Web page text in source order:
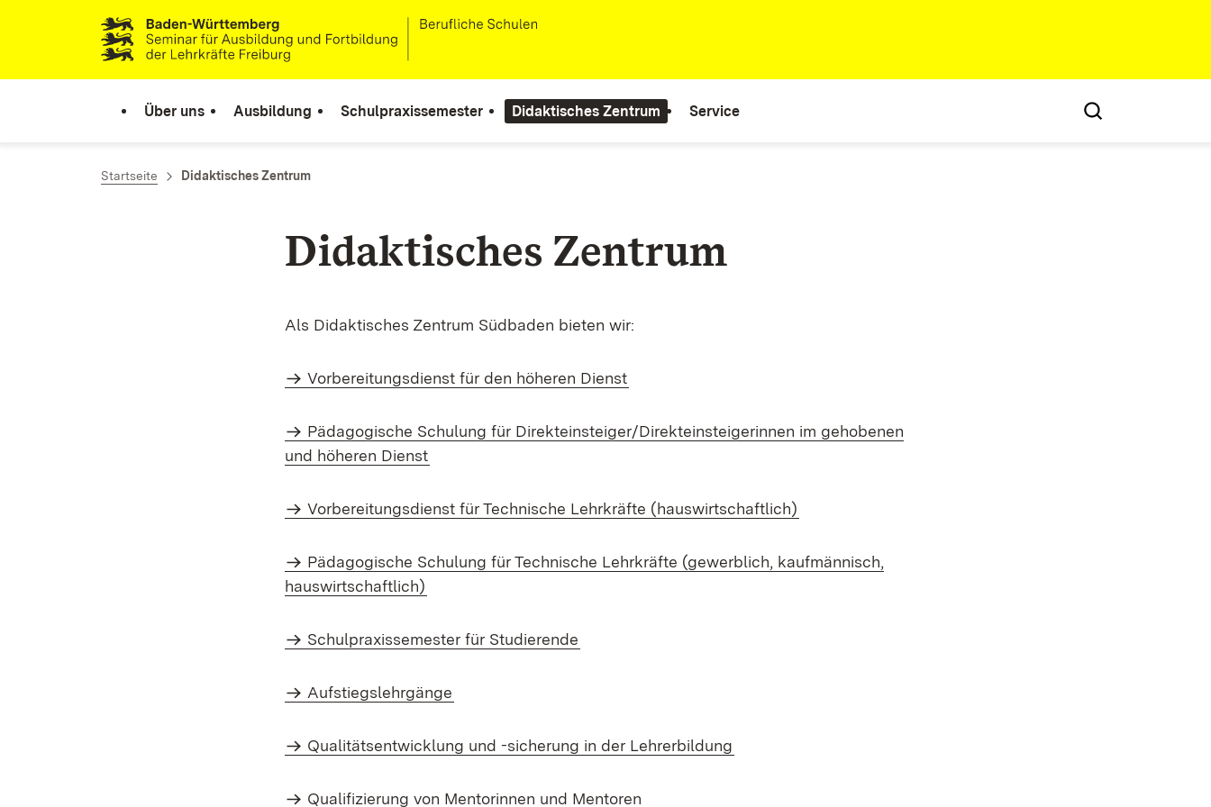
Zum Inhalt springen
Link zur Startseite
Über uns Ausbildung Schulpraxissemester Didaktisches Zentrum Service
Startseite Didaktisches Zentrum
Didaktisches Zentrum
Als Didaktisches Zentrum Südbaden bieten wir:
Vorbereitungsdienst für den höheren Dienst
Pädagogische Schulung für Direkteinsteiger/Direkteinsteigerinnen im gehobenen
und höheren Dienst
Vorbereitungsdienst für Technische Lehrkräfte (hauswirtschaftlich)
Pädagogische Schulung für Technische Lehrkräfte (gewerblich, kaufmännisch,
hauswirtschaftlich)
Schulpraxissemester für Studierende
Aufstiegslehrgänge
Qualitätsentwicklung und -sicherung in der Lehrerbildung
Qualifizierung von Mentorinnen und Mentoren